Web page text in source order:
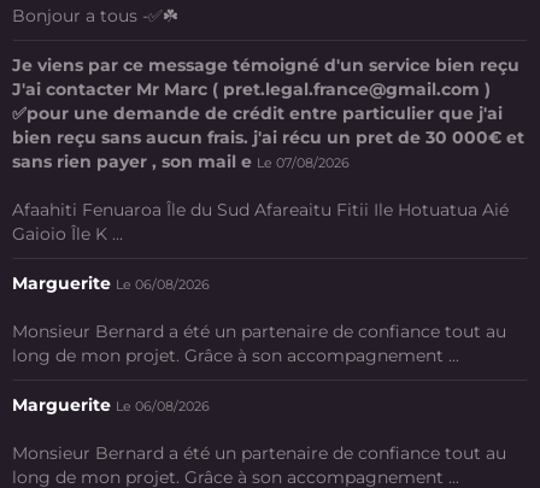
Bonjour a tous -✅☘️
Je viens par ce message témoigné d'un service bien reçu
J'ai contacter Mr Marc ( pret.legal.france@gmail.com )
✅pour une demande de crédit entre particulier que j'ai
bien reçu sans aucun frais. j'ai récu un pret de 30 000€ et
sans rien payer , son mail e Le 07/08/2026
Afaahiti Fenuaroa Île du Sud Afareaitu Fitii Ile Hotuatua Aié
Gaioio Île K ...
Marguerite Le 06/08/2026
Monsieur Bernard a été un partenaire de confiance tout au
long de mon projet. Grâce à son accompagnement ...
Marguerite Le 06/08/2026
Monsieur Bernard a été un partenaire de confiance tout au
long de mon projet. Grâce à son accompagnement ...